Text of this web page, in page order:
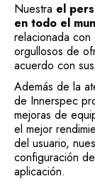
Nuestra el
en todo el
relacionada con
orgullosos de
acuerdo con
Además de la
de Innerspec
mejoras de
el mejor
del usuario,
configuración
aplicación.